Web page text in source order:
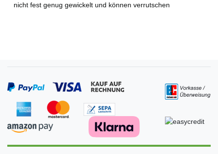
nicht fest genug gewickelt und können verrutschen